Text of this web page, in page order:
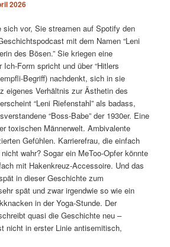
2026
vor, Sie streamen auf Spotify den
mit dem Namen “Leni
des Bösen.” Sie kriegen eine
Ich-Form spricht und über “Hitlers
Begriff) nachdenkt, sich in sie
eigenes Verhältnis zur Ästhetin des
“Leni Riefenstahl” als badass,
“Boss-Babe” der 1930er. Eine
toxischen Männerwelt. Ambivalente
Gefühlen. Karrierefrau, die einfach
wahr? Sogar ein MeToo-Opfer könnte
mit Hakenkreuz-Accessoire. Und das
in dieser Geschichte zum
spät und zwar irgendwie so wie ein
in der Yoga-Stunde. Der
quasi die Geschichte neu –
nicht in erster Linie antisemitisch,